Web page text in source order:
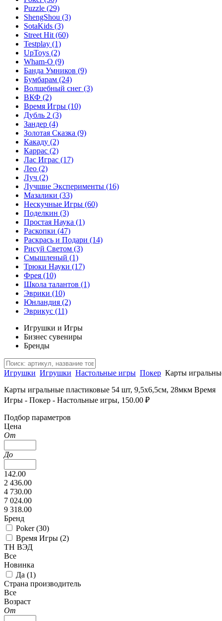
Puzzle (29)
ShengShou (3)
SotaKids (3)
Street Hit (60)
Testplay (1)
UpToys (2)
Wham-O (9)
Банда Умников (9)
Бумбарам (24)
Волшебный снег (3)
ВКФ (2)
Время Игры (10)
Дубль 2 (3)
Зандер (4)
Золотая Сказка (9)
Какаду (2)
Каррас (2)
Лас Играс (17)
Лео (2)
Луч (2)
Лучшие Эксперименты (16)
Мазалики (33)
Нескучные Игры (60)
Поделкин (3)
Простая Наука (1)
Раскопки (47)
Раскрась и Подари (14)
Рисуй Светом (3)
Смышленый (1)
Трюки Науки (17)
Фрея (10)
Школа талантов (1)
Эврики (10)
Юнландия (2)
Эврикус (11)
Игрушки и Игры
Бизнес сувениры
Бренды
Игрушки Игрушки Настольные игры Покер Карты
Карты игральные пластиковые 54 шт, 9,5х6,5см, 28мкм Время
Игры - Покер - Настольные игры, 150.00 ₽
Подбор параметров
Цена
От
До
142.00
2 436.00
4 730.00
7 024.00
9 318.00
Бренд
Poker (30)
Время Игры (2)
ТН ВЭД
Все
Новинка
Да (1)
Страна производитель
Все
Возраст
От